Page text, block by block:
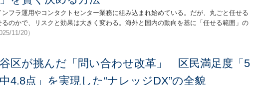
フラ運用やコンタクトセンター業務に組み込まれ始めている。だが、丸ごと任せる
のかで、リスクと効果は大きく変わる。海外と国内の動向を基に「任せる範囲」の
11/20）
区が挑んだ「問い合わせ改革」 区民満足度「5
4.8点」を実現した“ナレッジDX”の全貌